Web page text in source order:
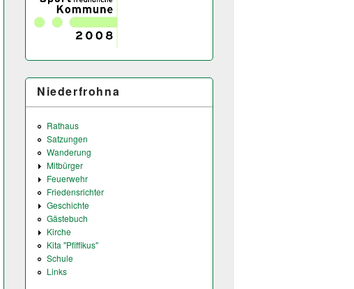
Niederfrohna
Rathaus
Satzungen
Wanderung
Mitbürger
Feuerwehr
Friedensrichter
Geschichte
Gästebuch
Kirche
Kita "Pfiffikus"
Schule
Links